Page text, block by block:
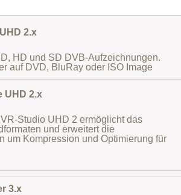
2.x
HD und SD DVB-Aufzeichnungen.
auf DVD, BluRay oder ISO Image
UHD 2.x
Studio UHD 2 ermöglicht das
und erweitert die
um Kompression und Optimierung für
3.x